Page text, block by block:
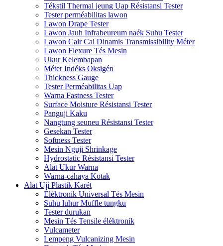
Tékstil Thermal jeung Uap Résistansi Tester
Tester perméabilitas lawon
Lawon Drape Tester
Lawon Jauh Infrabeureum naék Suhu Tester
Lawon Cair Cai Dinamis Transmissibility Méter
Lawon Flexure Tés Mesin
Ukur Kelembapan
Méter Indéks Oksigén
Thickness Gauge
Tester Perméabilitas Uap
Warna Fastness Tester
Surface Moisture Résistansi Tester
Panguji Kaku
Nangtung seuneu Résistansi Tester
Gesekan Tester
Softness Tester
Mesin Nguji Shrinkage
Hydrostatic Résistansi Tester
Alat Ukur Warna
Warna-cahaya Kotak
Alat Uji Plastik Karét
Éléktronik Universal Tés Mesin
Suhu luhur Muffle tungku
Tester durukan
Mesin Tés Tensile éléktronik
Vulcameter
Lempeng Vulcanizing Mesin